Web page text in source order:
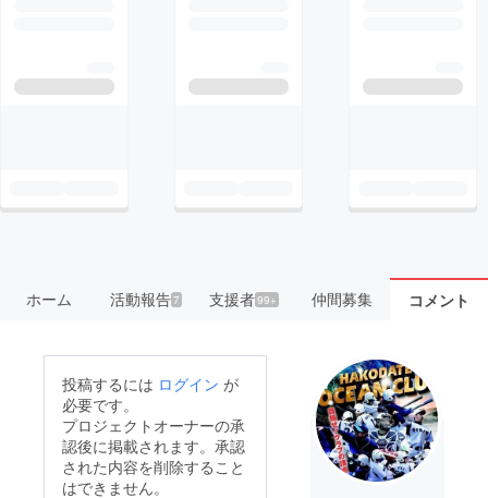
ホーム 活動報告7 支援者99+ 仲間募集 コメント
投稿するには ログイン が
必要です。
プロジェクトオーナーの承
認後に掲載されます。承認
された内容を削除すること
はできません。